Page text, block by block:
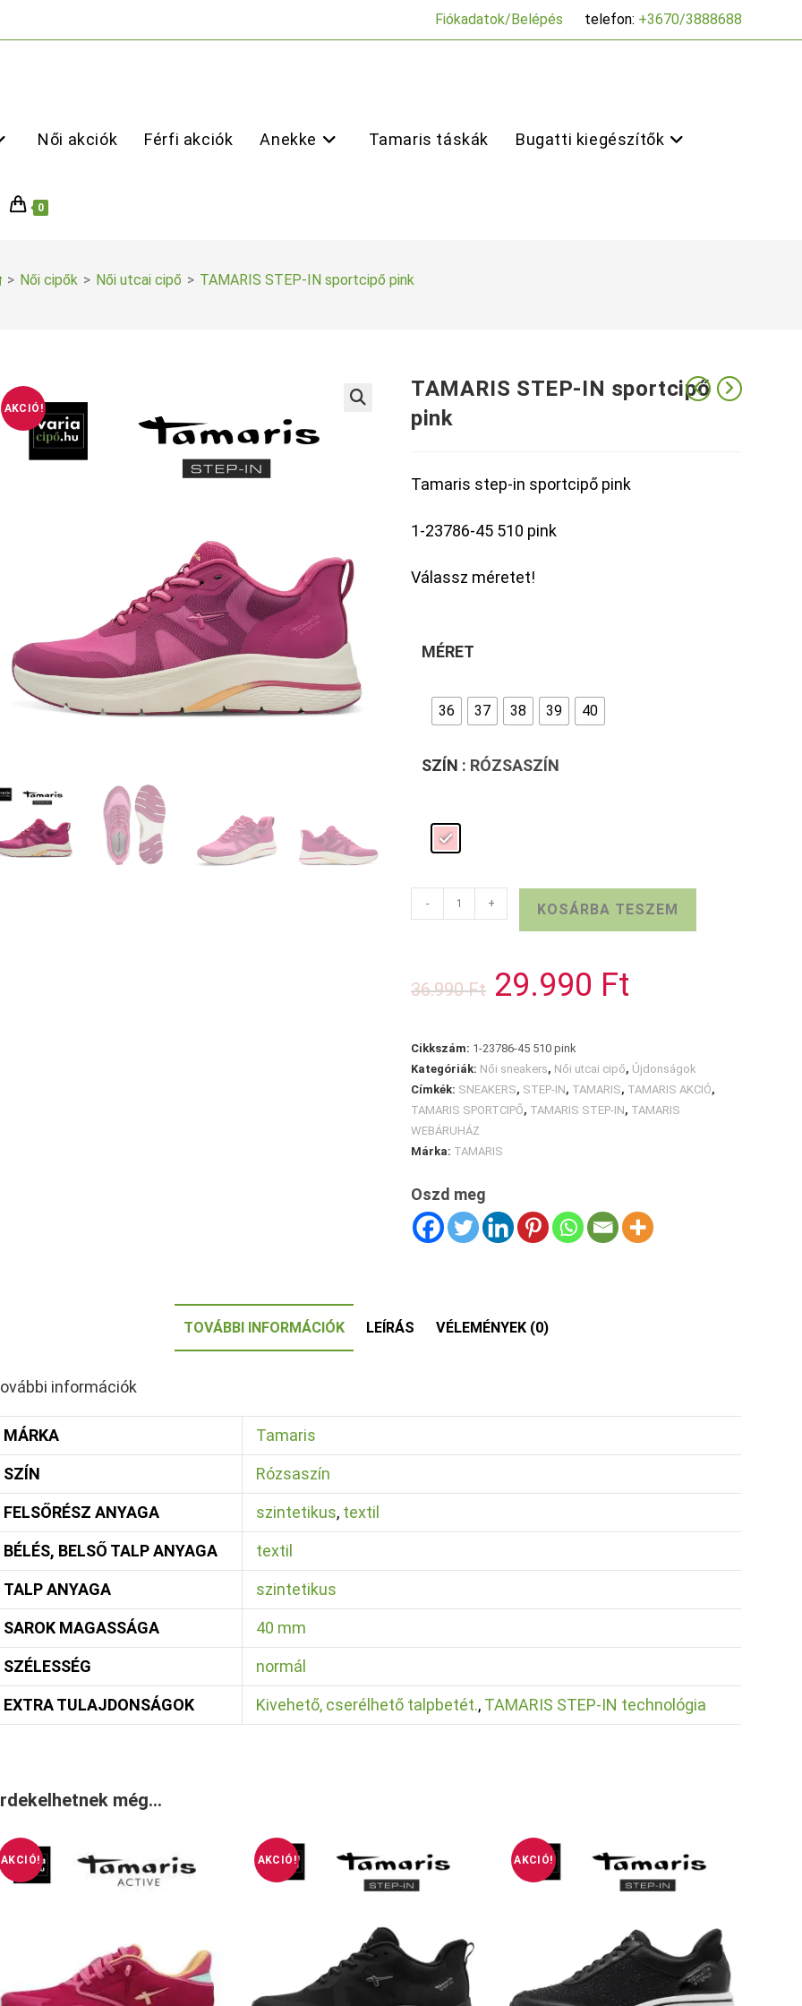
Fiókadatok/Belépés telefon: +3670/3888688
Női akciók Férfi akciók Anekke Tamaris táskák Bugatti kiegészítők
0
> Női cipők > Női utcai cipő > TAMARIS STEP-IN sportcipő pink
AKCIÓ!
TAMARIS STEP-IN sportcipő
pink
Tamaris step-in sportcipő pink
1-23786-45 510 pink
Válassz méretet!
MÉRET
36 37 38 39 40
SZÍN : RÓZSASZÍN
TAMARIS
STEP-
pink
- + KOSÁRBA TESZEM
36.990Ft
Original
price
was:
29.990 Ft
Cikkszám: 1-23786-45 510 pink
Kategóriák: Női sneakers, Női utcai cipő, Újdonságok
Címkék: SNEAKERS, STEP-IN, TAMARIS, TAMARIS AKCIÓ,
TAMARIS SPORTCIPŐ, TAMARIS STEP-IN, TAMARIS
WEBÁRUHÁZ
Márka: TAMARIS
Oszd meg
TOVÁBBI INFORMÁCIÓK LEÍRÁS VÉLEMÉNYEK (0)
információk
MÁRKA Tamaris
SZÍN Rózsaszín
FELSŐRÉSZ ANYAGA szintetikus, textil
BÉLÉS, BELSŐ TALP ANYAGA textil
TALP ANYAGA szintetikus
SAROK MAGASSÁGA 40 mm
SZÉLESSÉG normál
EXTRA TULAJDONSÁGOK Kivehető, cserélhető talpbetét., TAMARIS STEP-IN technológia
még…
AKCIÓ! AKCIÓ! AKCIÓ!